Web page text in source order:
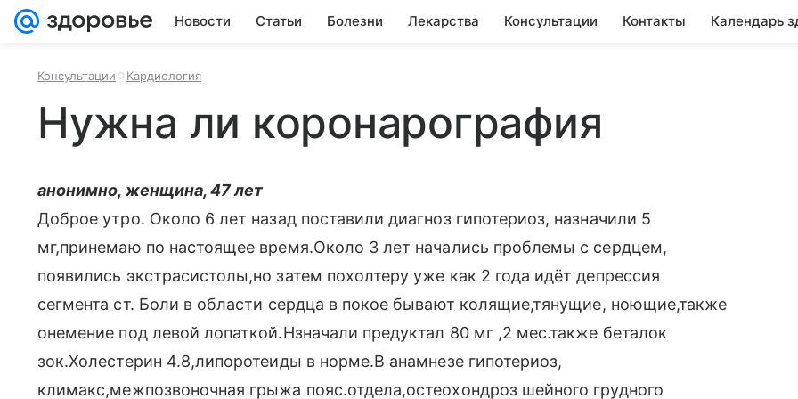
Новости Статьи Болезни Лекарства Консультации Контакты Календарь
Консультации Кардиология
Нужна ли коронарография
анонимно, женщина, 47 лет
Доброе утро. Около 6 лет назад поставили диагноз гипотериоз, назначили 5
мг,принемаю по настоящее время.Около 3 лет начались проблемы с сердцем,
появились экстрасистолы,но затем похолтеру уже как 2 года идёт депрессия
сегмента ст. Боли в области сердца в покое бывают колящие,тянущие, ноющие,также
онемение под левой лопаткой.Нзначали предуктал 80 мг ,2 мес.также беталок
зок.Холестерин 4.8,липоротеиды в норме.В анамнезе гипотериоз,
климакс,межпозвоночная грыжа пояс.отдела,остеохондроз шейного грудного